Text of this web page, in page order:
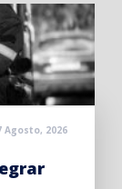
Agosto, 2026